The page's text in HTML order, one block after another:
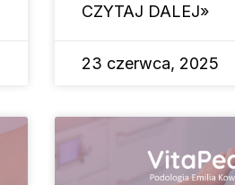
CZYTAJ DALEJ»
23 czerwca, 2025